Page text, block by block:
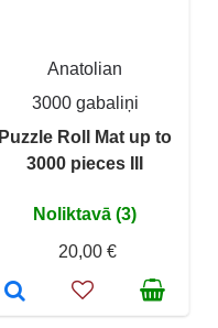
Anatolian
3000 gabaliņi
Puzzle Roll Mat up to
3000 pieces III
Noliktavā (3)
20,00 €